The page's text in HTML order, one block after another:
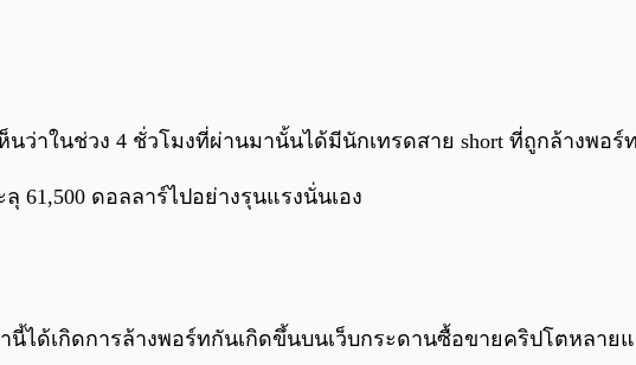
ว่าในช่วง 4 ชั่วโมงที่ผ่านมานั้นได้มีนักเทรดสาย short ที่ถูกล้างพอร์
61,500 ดอลลาร์ไปอย่างรุนแรงนั่นเอง
ได้เกิดการล้างพอร์ทกันเกิดขึ้นบนเว็บกระดานซื้อขายคริปโตหลาย